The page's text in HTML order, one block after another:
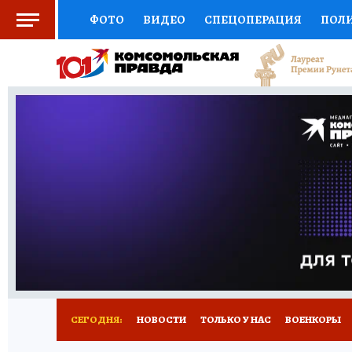
ФОТО ВИДЕО СПЕЦОПЕРАЦИЯ
СОЦПОДДЕРЖКА НАУКА СПОРТ
ВЫБОР ЭКСПЕРТОВ ДОКТОР
ПРОГНОЗЫ НА СПОРТ
НОВОЕ
СЕГОДНЯ: НОВОСТИ ТОЛЬКО У НАС ВОЕНКОРЫ